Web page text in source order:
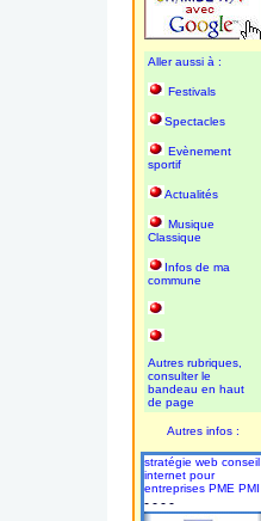
Aller aussi à :
Festivals
Spectacles
Evènement
sportif
Actualités
Musique
Classique
Infos de ma
commune
Autres rubriques,
consulter le
bandeau en haut
de page
Autres infos :
stratégie web conseil
internet pour
entreprises PME PMI
- - - -